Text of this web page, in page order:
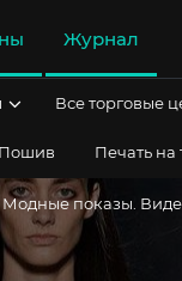
Журнал
Все торговые
Пошив Печать
Модные показы.